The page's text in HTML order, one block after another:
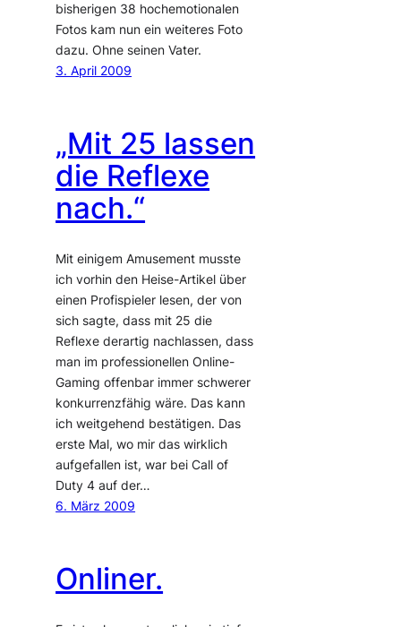
bisherigen 38 hochemotionalen
Fotos kam nun ein weiteres Foto
dazu. Ohne seinen Vater.
3. April 2009
„Mit 25 lassen
die Reflexe
nach.“
Mit einigem Amusement musste
ich vorhin den Heise-Artikel über
einen Profispieler lesen, der von
sich sagte, dass mit 25 die
Reflexe derartig nachlassen, dass
man im professionellen Online-
Gaming offenbar immer schwerer
konkurrenzfähig wäre. Das kann
ich weitgehend bestätigen. Das
erste Mal, wo mir das wirklich
aufgefallen ist, war bei Call of
Duty 4 auf der…
6. März 2009
Onliner.